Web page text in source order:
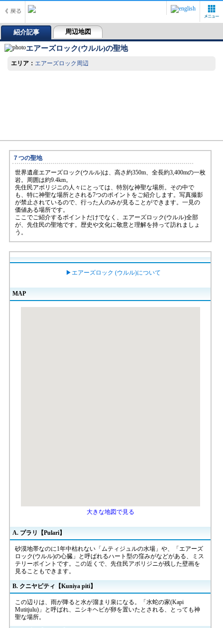
紹介記事 周辺地図
エアーズロック(ウルル)の聖地
エリア： エアーズロック周辺
７つの聖地
世界遺産エアーズロック(ウルル)は、高さ約350m、全長約3,400mの一枚
岩。周囲は約9.4km。
先住民アボリジニの人々にとっては、特別な神聖な場所。その中で
も、特に神聖な場所とされる7つのポイントをご紹介します。写真撮影
が禁止されているので、行った人のみが見ることができます。一見の
価値ある場所です。
ここでご紹介するポイントだけでなく、エアーズロック(ウルル)全部
が、先住民の聖地です。歴史や文化に敬意と理解を持って訪れましょ
う。
▶エアーズロック (ウルル)について
MAP
大きな地図で見る
A. プラリ【Pulari】
砂漠地帯なのに1年中枯れない「ムティジュルの水場」や、「エアーズ
ロック(ウルル)の心臓」と呼ばれるハート型の窪みがなどがある、ミス
テリーポイントです。この近くで、先住民アボリジニが残した壁画を
見ることもできます。
B. クニヤピティ【Kuniya piti】
この辺りは、雨が降ると水が溜まり泉になる。「水蛇の家(Kapi
Mutitjulu)」と呼ばれ、ニシキヘビが卵を置いたとされる、とっても神
聖な場所。